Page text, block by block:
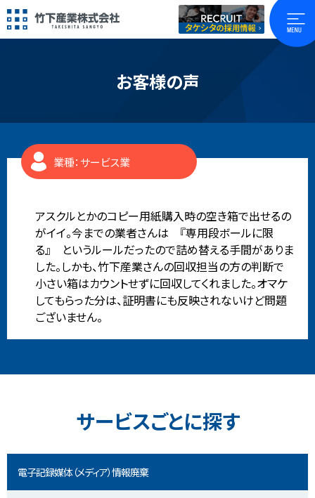
お客様の声
業種：サービス業
アスクルとかのコピー用紙購入時の空き箱で出せるの
がイイ。今までの業者さんは 『専用段ボールに限
る』 というルールだったので詰め替える手間がありま
した。しかも、竹下産業さんの回収担当の方の判断で
小さい箱はカウントせずに回収してくれました。オマケ
してもらった分は、証明書にも反映されないけど問題
ございません。
サービスごとに探す
電子記録媒体（メディア）情報廃棄